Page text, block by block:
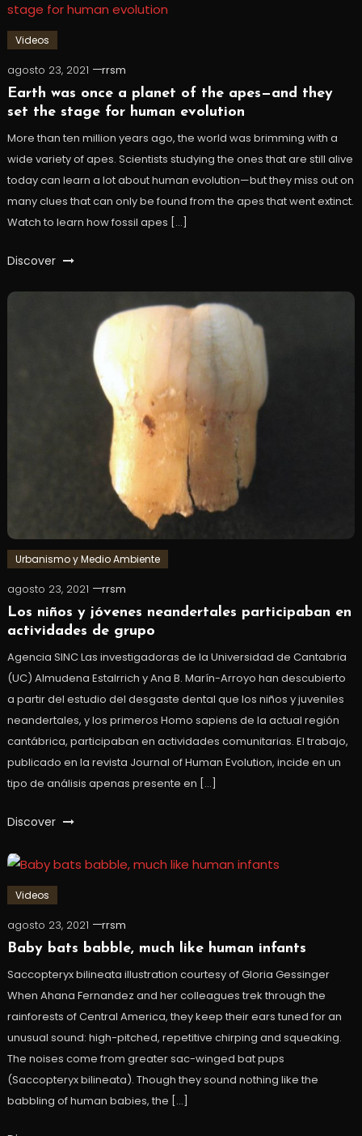
Videos
agosto 23, 2021
rrsm
Earth was once a planet of the apes—and they
set the stage for human evolution
More than ten million years ago, the world was brimming with a
wide variety of apes. Scientists studying the ones that are still alive
today can learn a lot about human evolution—but they miss out on
many clues that can only be found from the apes that went extinct.
Watch to learn how fossil apes […]
Discover
Urbanismo y Medio Ambiente
agosto 23, 2021
rrsm
Los niños y jóvenes neandertales participaban en
actividades de grupo
Agencia SINC Las investigadoras de la Universidad de Cantabria
(UC) Almudena Estalrrich y Ana B. Marín-Arroyo han descubierto
a partir del estudio del desgaste dental que los niños y juveniles
neandertales, y los primeros Homo sapiens de la actual región
cantábrica, participaban en actividades comunitarias. El trabajo,
publicado en la revista Journal of Human Evolution, incide en un
tipo de análisis apenas presente en […]
Discover
Videos
agosto 23, 2021
rrsm
Baby bats babble, much like human infants
Saccopteryx bilineata illustration courtesy of Gloria Gessinger
When Ahana Fernandez and her colleagues trek through the
rainforests of Central America, they keep their ears tuned for an
unusual sound: high-pitched, repetitive chirping and squeaking.
The noises come from greater sac-winged bat pups
(Saccopteryx bilineata). Though they sound nothing like the
babbling of human babies, the […]